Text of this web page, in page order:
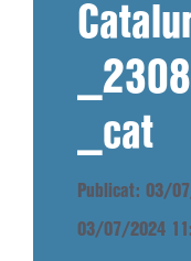
_cat
Publicat: 03/
03/07/2024